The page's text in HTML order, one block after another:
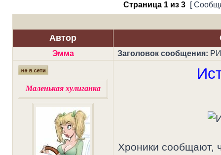
Страница 1 из 3 [
Автор
Эмма Заголовок сообщения:
Маленькая хулиганка
Хроники сообщают,